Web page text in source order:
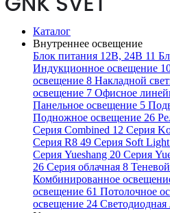
Каталог
Внутреннее освещение
Блок питания 12В, 24В 11
Индукционное освещение
освещение 8 Накладной
освещение 7 Офисное
Панельное освещение 5
Подножное освещение 26
Серия Combined 12 Серия
Серия R8 49 Серия Soft Light
Серия Yueshang 20 Серия
26 Серия облачная 8
Комбинированное
освещение 61 Потолочное
освещение 24 Светодиодная